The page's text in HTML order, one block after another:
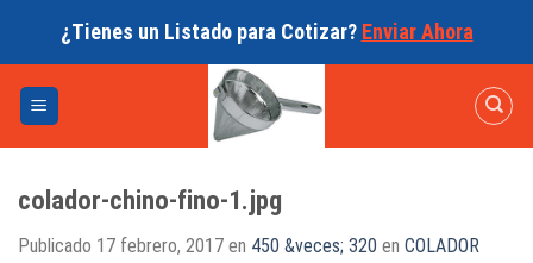
¿Tienes un Listado para Cotizar? Enviar Ahora
colador-chino-fino-1.jpg
Publicado 17 febrero, 2017 en 450 &veces; 320 en COLADOR